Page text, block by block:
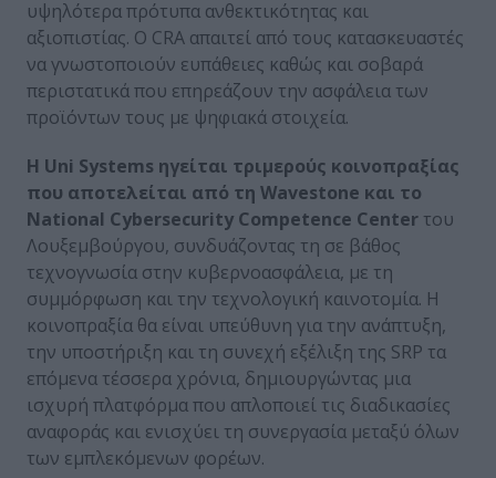
υψηλότερα πρότυπα ανθεκτικότητας και
αξιοπιστίας. Ο CRA απαιτεί από τους κατασκευαστές
να γνωστοποιούν ευπάθειες καθώς και σοβαρά
περιστατικά που επηρεάζουν την ασφάλεια των
προϊόντων τους με ψηφιακά στοιχεία.
Η Uni Systems ηγείται τριμερούς κοινοπραξίας
που αποτελείται από τη Wavestone και το
National Cybersecurity Competence Center του
Λουξεμβούργου, συνδυάζοντας τη σε βάθος
τεχνογνωσία στην κυβερνοασφάλεια, με τη
συμμόρφωση και την τεχνολογική καινοτομία. Η
κοινοπραξία θα είναι υπεύθυνη για την ανάπτυξη,
την υποστήριξη και τη συνεχή εξέλιξη της SRP τα
επόμενα τέσσερα χρόνια, δημιουργώντας μια
ισχυρή πλατφόρμα που απλοποιεί τις διαδικασίες
αναφοράς και ενισχύει τη συνεργασία μεταξύ όλων
των εμπλεκόμενων φορέων.